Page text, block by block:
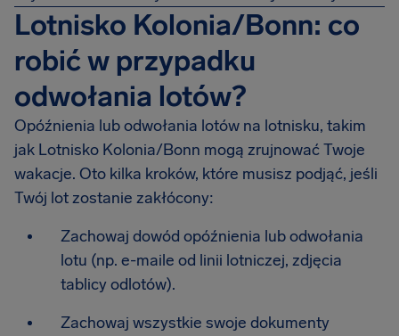
Lotnisko Kolonia/Bonn: co
robić w przypadku
odwołania lotów?
Opóźnienia lub odwołania lotów na lotnisku, takim
jak Lotnisko Kolonia/Bonn mogą zrujnować Twoje
wakacje. Oto kilka kroków, które musisz podjąć, jeśli
Twój lot zostanie zakłócony:
Zachowaj dowód opóźnienia lub odwołania
lotu (np. e-maile od linii lotniczej, zdjęcia
tablicy odlotów).
Zachowaj wszystkie swoje dokumenty